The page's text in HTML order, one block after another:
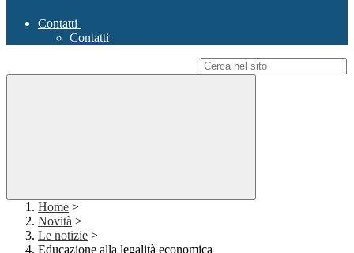
Contatti
Contatti
Home >
Novità >
Le notizie >
Educazione alla legalità economica